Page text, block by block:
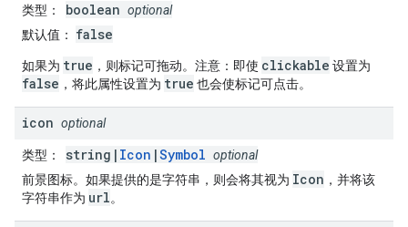
类型 ： boolean optional
默认值 ： false
如果为 true ，则标记可拖动。 注意 ：即使 clickable 设置为
false ，将此属性设置为 true 也会使标记可点击。
icon optional
类型 ： string| Icon |Symbol optional
前景图标。如果提供的是字符串，则会将其视为 Icon ，并将该
字符串作为 url。